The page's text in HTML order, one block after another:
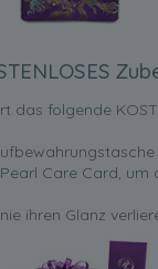
das folgende
Care Card, um
ihren Glanz